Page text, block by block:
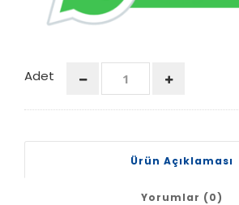
Adet
Ürün Açıklaması
Yorumlar (0)